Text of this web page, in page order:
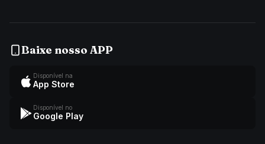
Baixe nosso APP
Disponível na
App Store
Disponível no
Google Play